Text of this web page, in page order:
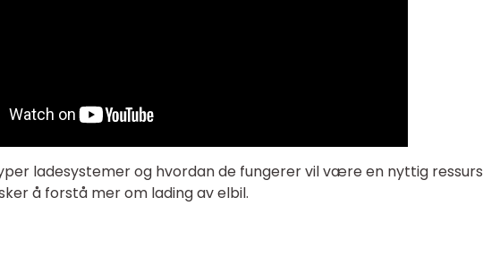
ladesystemer og hvordan de fungerer vil være en nyttig ressurs
å forstå mer om lading av elbil.